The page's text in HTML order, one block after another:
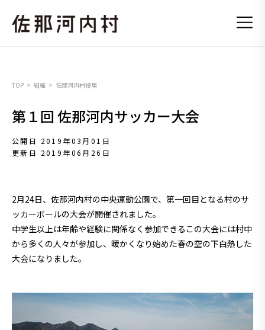
TOP 組織 佐那河内村役場
第１回 佐那河内サッカー大会
公開日 2019年03月01日
更新日 2019年06月26日
2月24日、佐那河内村の中央運動公園で、第一回目となる村のサ
ッカーボールの大会が開催されました。
中学生以上は年齢や経験に関係なく参加できるこの大会には村中
から多くの人々が参加し、暖かくなり始めた春の空の下白熱した
大会になりました。